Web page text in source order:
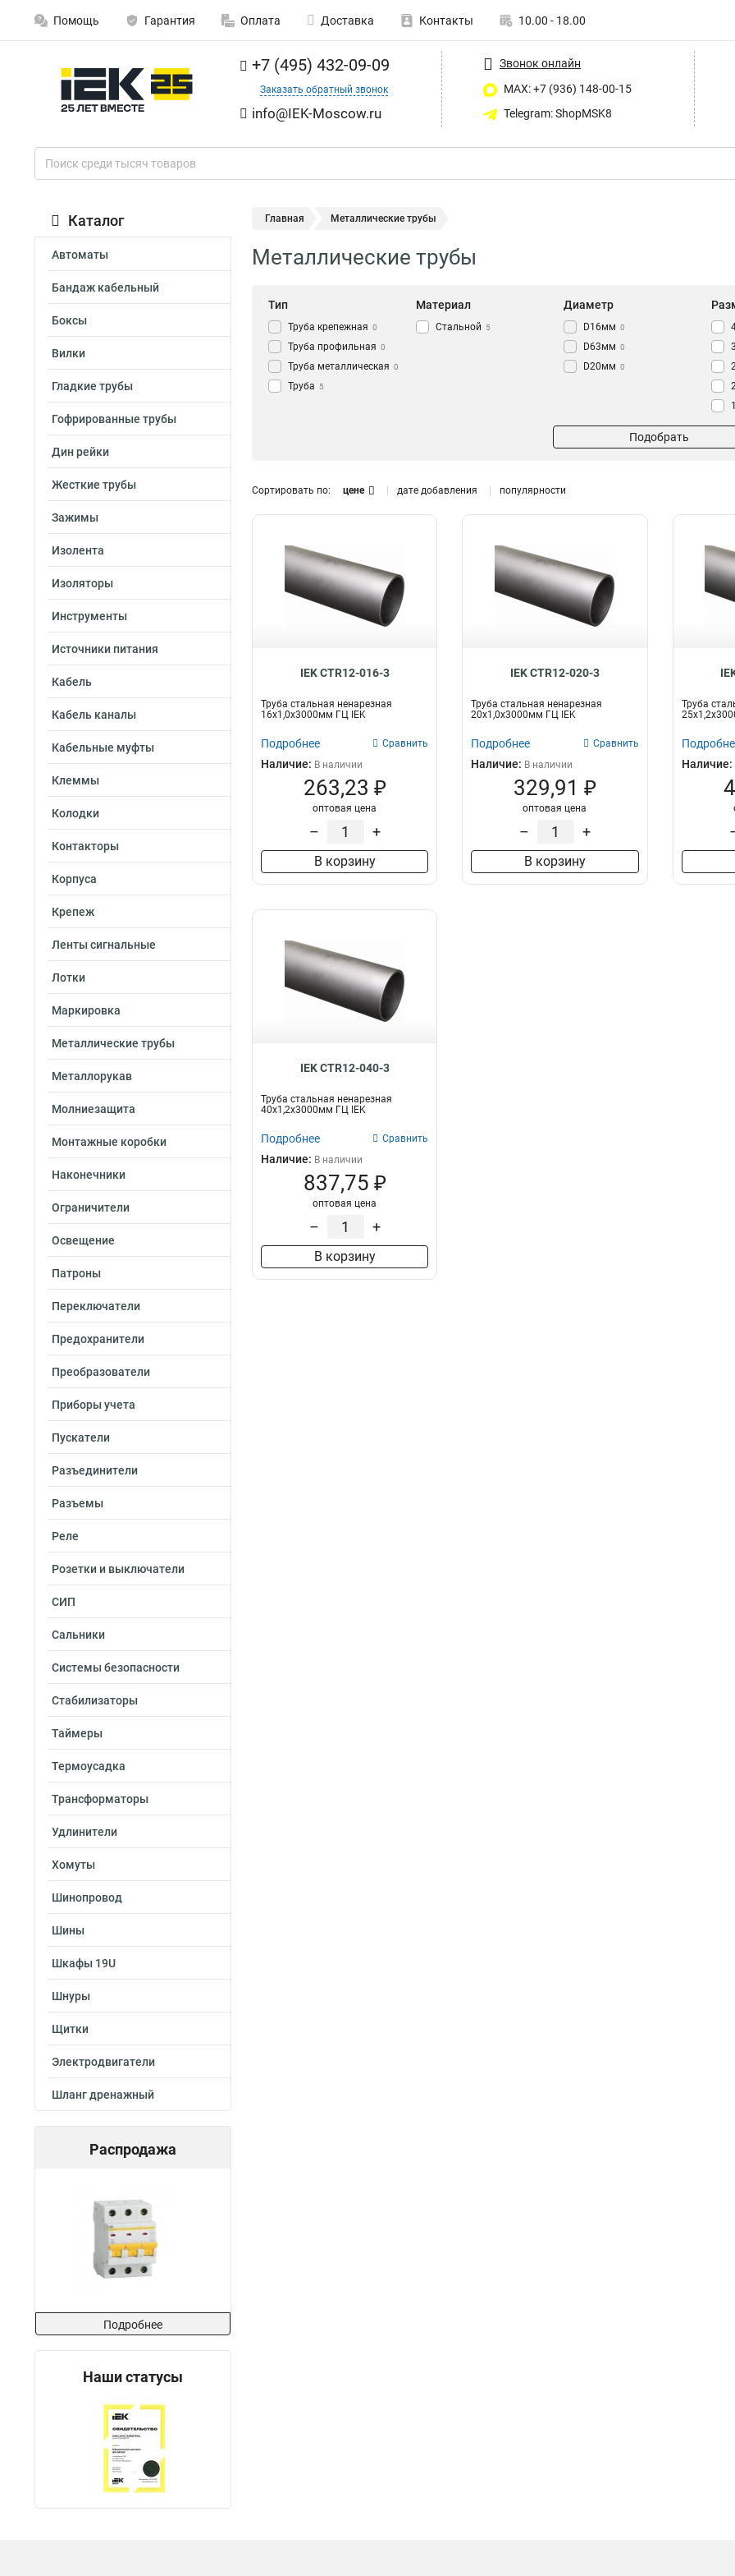
Помощь Гарантия Оплата Доставка Контакты 10.00 - 18.00
+7 (495) 432-09-09
Заказать обратный звонок
info@IEK-Moscow.ru
Звонок онлайн
MAX: +7 (936) 148-00-15
Telegram: ShopMSK8
Каталог
Автоматы
Бандаж кабельный
Боксы
Вилки
Гладкие трубы
Гофрированные трубы
Дин рейки
Жесткие трубы
Зажимы
Изолента
Изоляторы
Инструменты
Источники питания
Кабель
Кабель каналы
Кабельные муфты
Клеммы
Колодки
Контакторы
Корпуса
Крепеж
Ленты сигнальные
Лотки
Маркировка
Металлические трубы
Металлорукав
Молниезащита
Монтажные коробки
Наконечники
Ограничители
Освещение
Патроны
Переключатели
Предохранители
Преобразователи
Приборы учета
Пускатели
Разъединители
Разъемы
Реле
Розетки и выключатели
СИП
Сальники
Системы безопасности
Стабилизаторы
Таймеры
Термоусадка
Трансформаторы
Удлинители
Хомуты
Шинопровод
Шины
Шкафы 19U
Шнуры
Щитки
Электродвигатели
Шланг дренажный
Распродажа
Подробнее
Наши статусы
Главная Металлические трубы
Металлические трубы
Тип
Труба крепежная 0
Труба профильная 0
Труба металлическая 0
Труба 5
Материал
Стальной 5
Диаметр
D16мм 0
D63мм 0
D20мм 0
Подобрать
Сортировать по: цене дате добавления популярности
IEK CTR12-016-3
Труба стальная ненарезная
16х1,0x3000мм ГЦ IEK
Подробнее Сравнить
Наличие: В наличии
263,23 ₽
оптовая цена
– +
В корзину
IEK CTR12-020-3
Труба стальная ненарезная
20х1,0x3000мм ГЦ IEK
Подробнее Сравнить
Наличие: В наличии
329,91 ₽
оптовая цена
– +
В корзину
Труба
Наличие:
IEK CTR12-040-3
Труба стальная ненарезная
40х1,2x3000мм ГЦ IEK
Подробнее Сравнить
Наличие: В наличии
837,75 ₽
оптовая цена
– +
В корзину